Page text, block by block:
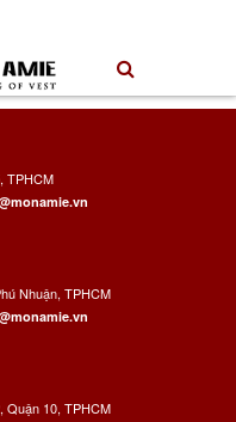
TPHCM
Nhuận, TPHCM
Quận 10, TPHCM